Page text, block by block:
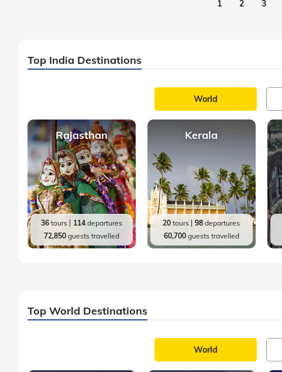
1 2 3
Top India Destinations
World
Rajasthan
36tours 114departures
72,850guests travelled
Kerala
20 tours 98 departures
60,700guests travelled
Top World Destinations
World